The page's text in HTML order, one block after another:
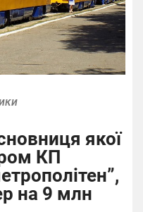
якої
КП
на 9 млн